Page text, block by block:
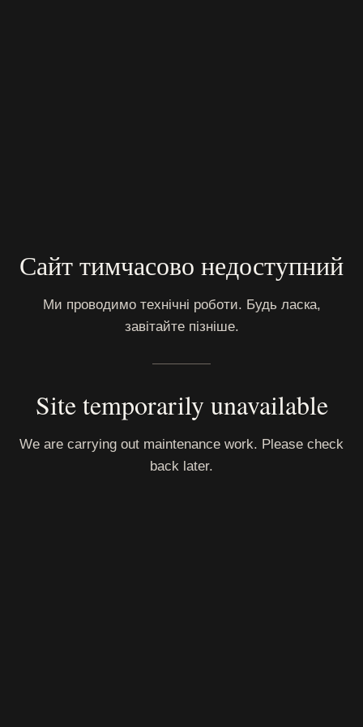
Сайт тимчасово недоступний
Ми проводимо технічні роботи. Будь ласка,
завітайте пізніше.
Site temporarily unavailable
We are carrying out maintenance work. Please check
back later.